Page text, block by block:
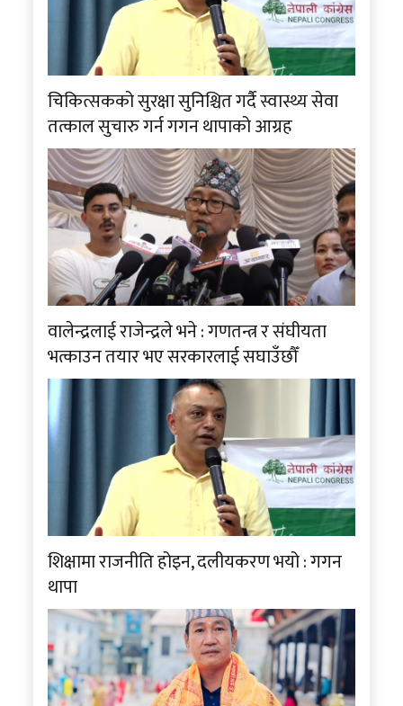
चिकित्सकको सुरक्षा सुनिश्चित गर्दै स्वास्थ्य सेवा
तत्काल सुचारु गर्न गगन थापाको आग्रह
वालेन्द्रलाई राजेन्द्रले भने : गणतन्त्र र संघीयता
भत्काउन तयार भए सरकारलाई सघाउँछौँ
शिक्षामा राजनीति होइन, दलीयकरण भयो : गगन
थापा